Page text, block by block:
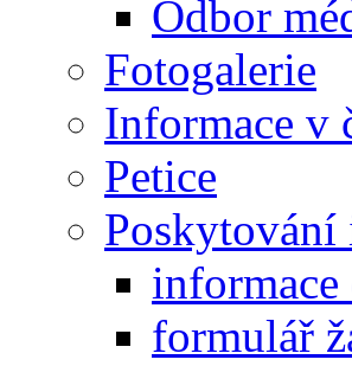
Odbor
Fotogalerie
Informace v
Petice
informace
formulář